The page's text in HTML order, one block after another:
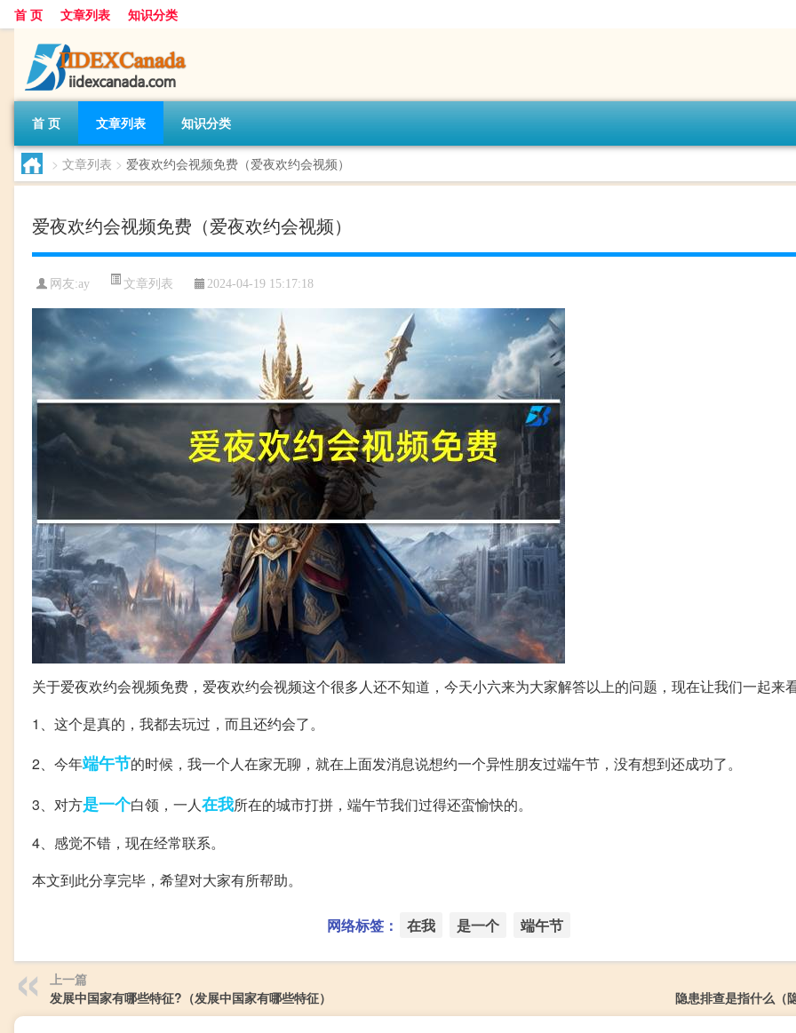
首 页 文章列表 知识分类
首 页 文章列表 知识分类
> 文章列表 > 爱夜欢约会视频免费（爱夜欢约会视频）
爱夜欢约会视频免费（爱夜欢约会视频）
网友:ay 文章列表 2024-04-19 15:17:18
关于爱夜欢约会视频免费，爱夜欢约会视频这个很多人还不知道，今天小六来为大家解答以上的问题，现在让我们一起来
1、这个是真的，我都去玩过，而且还约会了。
2、今年端午节的时候，我一个人在家无聊，就在上面发消息说想约一个异性朋友过端午节，没有想到还成功了。
3、对方是一个白领，一人在我所在的城市打拼，端午节我们过得还蛮愉快的。
4、感觉不错，现在经常联系。
本文到此分享完毕，希望对大家有所帮助。
网络标签： 在我 是一个 端午节
上一篇
发展中国家有哪些特征?（发展中国家有哪些特征）
隐患排查是指什么（